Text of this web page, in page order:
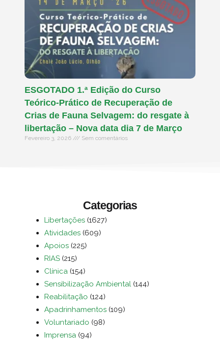
ESGOTADO 1.ª Edição do Curso
Teórico-Prático de Recuperação de
Crias de Fauna Selvagem: do resgate à
libertação – Nova data dia 7 de Março
Fevereiro 3, 2026 Sem comentários
Categorias
Libertações (1627)
Atividades (609)
Apoios (225)
RIAS (215)
Clínica (154)
Sensibilização Ambiental (144)
Reabilitação (124)
Apadrinhamentos (109)
Voluntariado (98)
Imprensa (94)